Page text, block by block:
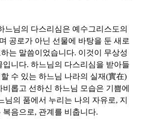
느님의 다스리심은 예수그리스도의
공로가 아닌 선물에 바탕을 둔 새로
는 말씀이었습니다. 이것이 무상성
입니다.하느님의 다스리심을 받아들
수 있는 하느님 나라의 실재(實在)
비롭고 선하신 하느님 모습은 기쁨에
님의 품에서 누리는 나의 자유로, 지
복음으로, 관계를 비춥니다.